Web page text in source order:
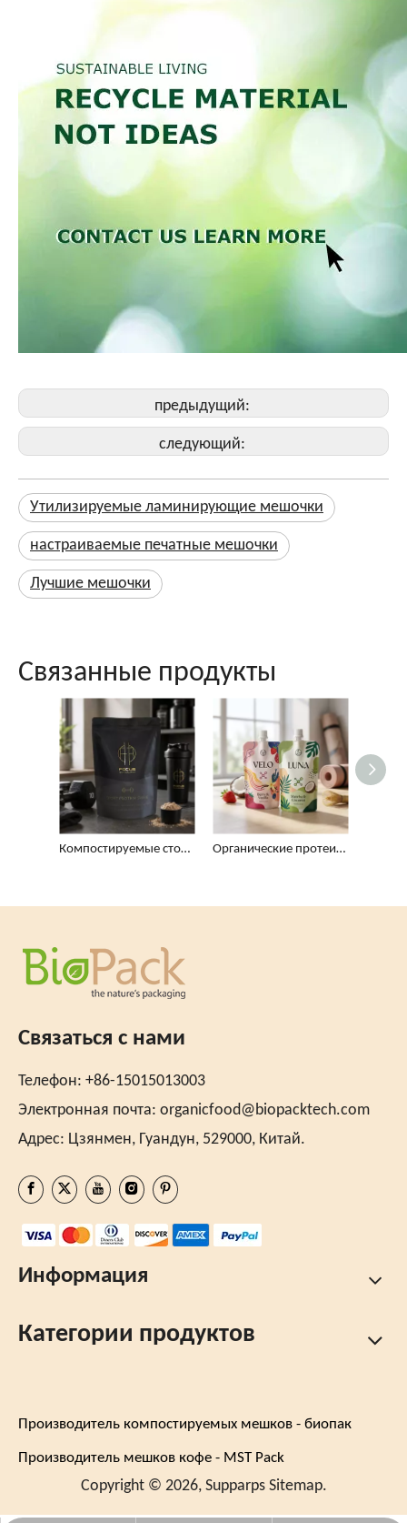
предыдущий:
следующий:
Утилизируемые ламинирующие мешочки
настраиваемые печатные мешочки
Лучшие мешочки
Связанные продукты
Компостируемые стоячие пакеты с индивидуальной печатью для пищевых добавок Органические протеиновые смузи без BPA в пакетиках оптом
Связаться с нами
Телефон: +86-15015013003
Электронная почта: organicfood@biopacktech.com
Адрес: Цзянмен, Гуандун, 529000, Китай.
Информация
Категории продуктов
Производитель компостируемых мешков - биопак
Производитель мешков кофе - MST Pack
Copyright © 2026, Supparps Sitemap.